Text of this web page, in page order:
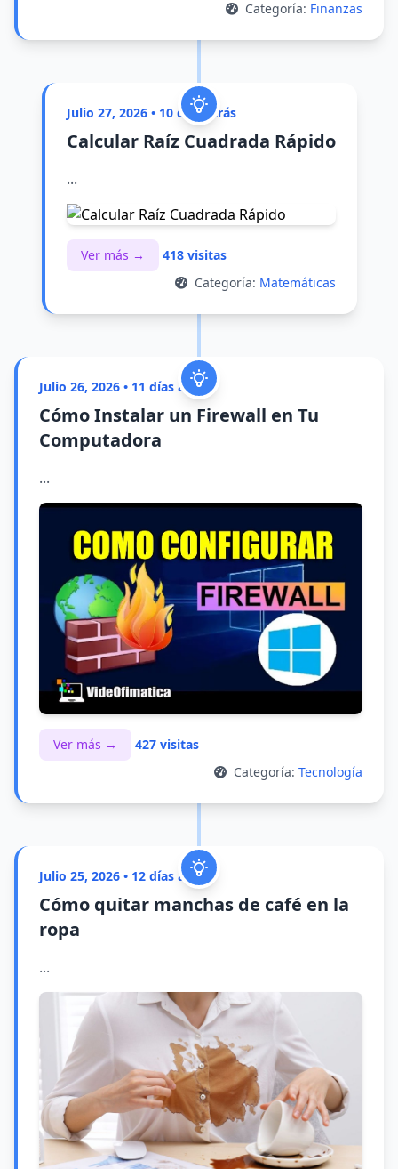
Categoría: Finanzas
Julio 27, 2026 • 10 días atrás
Calcular Raíz Cuadrada Rápido
...
Ver más →
418 visitas
Categoría: Matemáticas
Julio 26, 2026 • 11 días atrás
Cómo Instalar un Firewall en Tu
Computadora
...
Ver más →
427 visitas
Categoría: Tecnología
Julio 25, 2026 • 12 días atrás
Cómo quitar manchas de café en la
ropa
...